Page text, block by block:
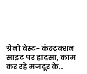
ग्रेनो वेस्ट- कंस्ट्रक्शन
साइट पर हादसा, काम
कर रहे मजदूर के…